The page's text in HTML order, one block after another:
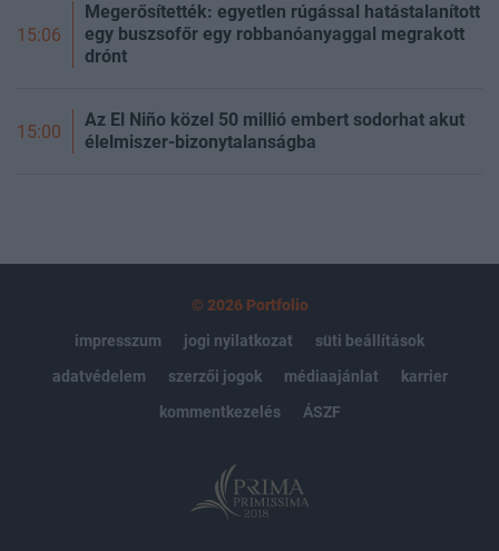
15:06
Megerősítették: egyetlen rúgással hatástalanított
egy buszsofőr egy robbanóanyaggal megrakott
drónt
15:00
Az El Niño közel 50 millió embert sodorhat akut
élelmiszer-bizonytalanságba
© 2026 Portfolio
impresszum
jogi nyilatkozat
süti beállítások
adatvédelem
szerzői jogok médiaajánlat
karrier
kommentkezelés
ÁSZF